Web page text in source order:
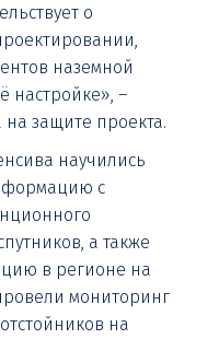
о
наземной
настройке», –
защите проекта.
научились
с
а также
в регионе на
мониторинг
на